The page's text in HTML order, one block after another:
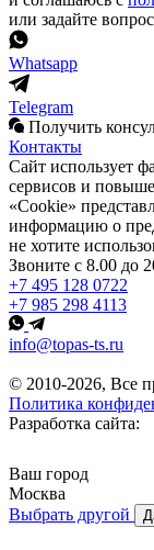
или задайте
Whatsapp
Telegram
Получить
Контакты
Сайт использует
сервисов и
«Cookie»
информацию о
не хотите
Звоните с 8.00 до
+7 495 128 0722
+7 985 298 4113
info@topas-ts.ru
© 2010-2026, Все
Политика
Разработка сайта:
Ваш город
Москва
Выбрать другой